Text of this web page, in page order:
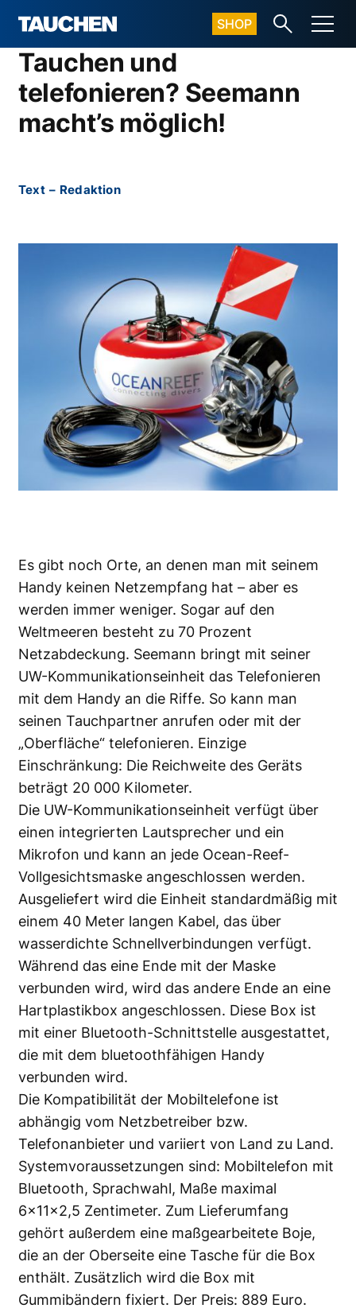
SHOP
Tauchen und
telefonieren? Seemann
macht’s möglich!
Text – Redaktion
Es gibt noch Orte, an denen man mit seinem
Handy keinen Netzempfang hat – aber es
werden immer weniger. Sogar auf den
Weltmeeren besteht zu 70 Prozent
Netzabdeckung. Seemann bringt mit seiner
UW-Kommunikationseinheit das Telefonieren
mit dem Handy an die Riffe. So kann man
seinen Tauchpartner anrufen oder mit der
„Oberfläche“ telefonieren. Einzige
Einschränkung: Die Reichweite des Geräts
beträgt 20 000 Kilometer.
Die UW-Kommunikationseinheit verfügt über
einen integrierten Lautsprecher und ein
Mikrofon und kann an jede Ocean-Reef-
Vollgesichtsmaske angeschlossen werden.
Ausgeliefert wird die Einheit standardmäßig mit
einem 40 Meter langen Kabel, das über
wasserdichte Schnellverbindungen verfügt.
Während das eine Ende mit der Maske
verbunden wird, wird das andere Ende an eine
Hartplastikbox angeschlossen. Diese Box ist
mit einer Bluetooth-Schnittstelle ausgestattet,
die mit dem bluetoothfähigen Handy
verbunden wird.
Die Kompatibilität der Mobiltelefone ist
abhängig vom Netzbetreiber bzw.
Telefonanbieter und variiert von Land zu Land.
Systemvoraussetzungen sind: Mobiltelefon mit
Bluetooth, Sprachwahl, Maße maximal
6x11x2,5 Zentimeter. Zum Lieferumfang
gehört außerdem eine maßgearbeitete Boje,
die an der Oberseite eine Tasche für die Box
enthält. Zusätzlich wird die Box mit
Gummibändern fixiert. Der Preis: 889 Euro.